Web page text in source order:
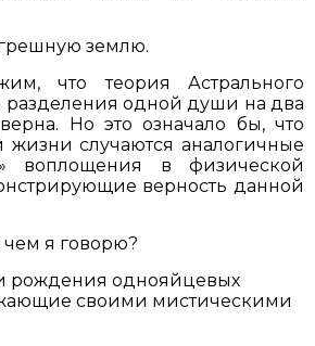
землю.
что теория Астрального
разделения одной души на два
Но это означало бы, что
жизни случаются аналогичные
воплощения в физической
верность данной
чем я говорю?
рождения однояйцевых
своими мистическими